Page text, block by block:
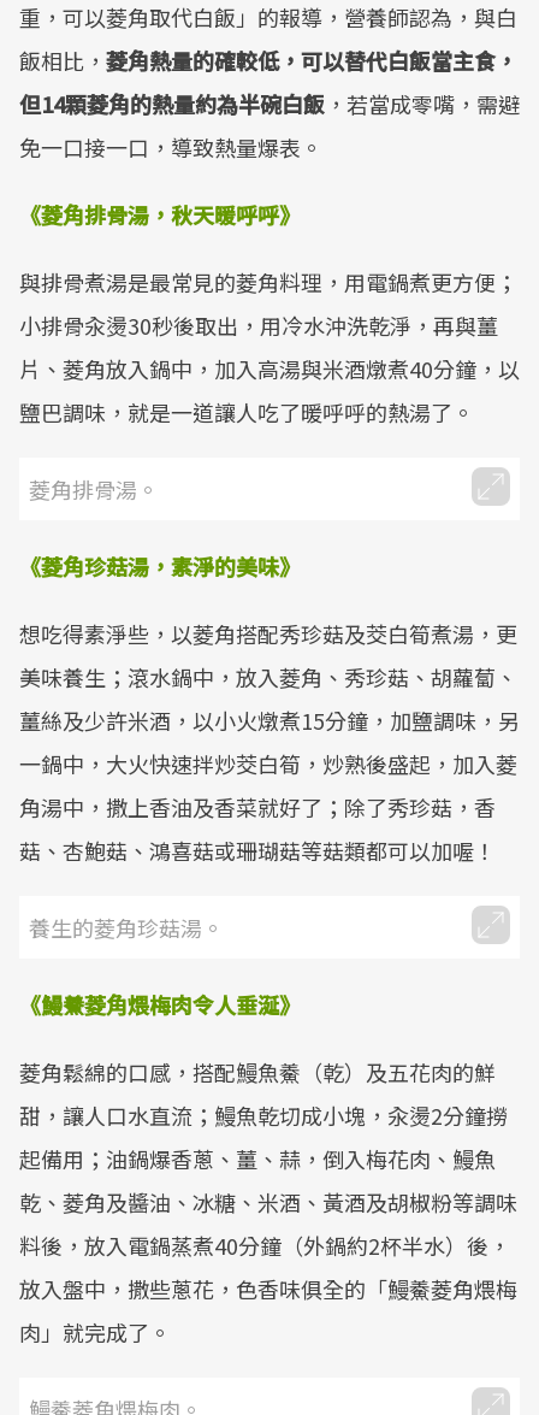
重，可以菱角取代白飯」的報導，營養師認為，與白
飯相比， 菱角熱量的確較低，可以替代白飯當主食，
但14顆菱角的熱量約為半碗白飯 ，若當成零嘴，需避
免一口接一口，導致熱量爆表。
《菱角排骨湯，秋天暖呼呼》
與排骨煮湯是最常見的菱角料理，用電鍋煮更方便；
小排骨汆燙30秒後取出，用冷水沖洗乾淨，再與薑
片、菱角放入鍋中，加入高湯與米酒燉煮40分鐘，以
鹽巴調味，就是一道讓人吃了暖呼呼的熱湯了。
菱角排骨湯。
《菱角珍菇湯，素淨的美味》
想吃得素淨些，以菱角搭配秀珍菇及茭白筍煮湯，更
美味養生；滾水鍋中，放入菱角、秀珍菇、胡蘿蔔、
薑絲及少許米酒，以小火燉煮15分鐘，加鹽調味，另
一鍋中，大火快速拌炒茭白筍，炒熟後盛起，加入菱
角湯中，撒上香油及香菜就好了；除了秀珍菇，香
菇、杏鮑菇、鴻喜菇或珊瑚菇等菇類都可以加喔！
養生的菱角珍菇湯。
《鰻鯗菱角煨梅肉令人垂涎》
菱角鬆綿的口感，搭配鰻魚鯗（乾）及五花肉的鮮
甜，讓人口水直流；鰻魚乾切成小塊，汆燙2分鐘撈
起備用；油鍋爆香蔥、薑、蒜，倒入梅花肉、鰻魚
乾、菱角及醬油、冰糖、米酒、黃酒及胡椒粉等調味
料後，放入電鍋蒸煮40分鐘（外鍋約2杯半水）後，
放入盤中，撒些蔥花，色香味俱全的「鰻鯗菱角煨梅
肉」就完成了。